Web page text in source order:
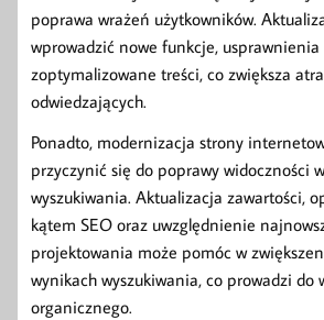
poprawa wrażeń użytkowników.
wprowadzić nowe funkcje,
zoptymalizowane treści, co zwiększa
odwiedzających.
Ponadto, modernizacja strony
przyczynić się do poprawy widoczności
wyszukiwania. Aktualizacja zawartości,
kątem SEO oraz uwzględnienie
projektowania może pomóc w
wynikach wyszukiwania, co prowadzi do
organicznego.